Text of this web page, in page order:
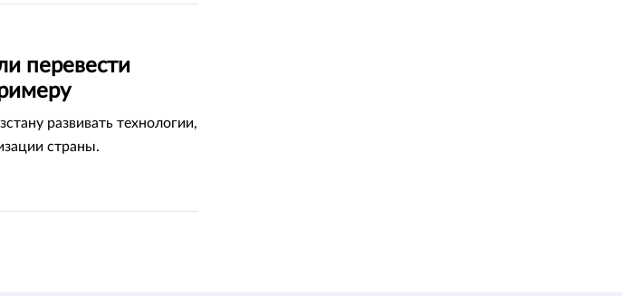
перевести
развивать технологии,
страны.